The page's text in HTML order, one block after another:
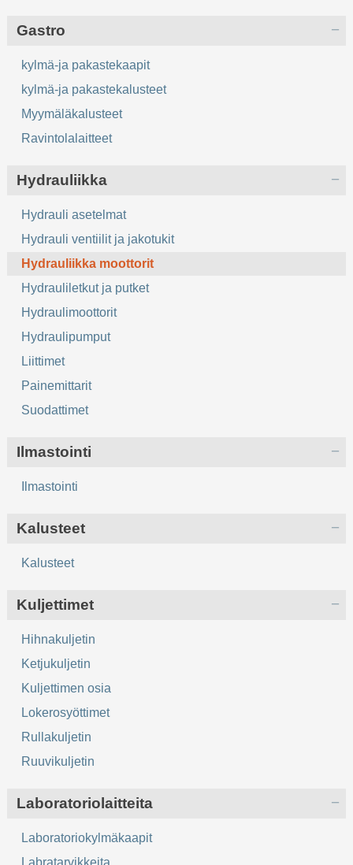
Gastro
kylmä-ja pakastekaapit
kylmä-ja pakastekalusteet
Myymäläkalusteet
Ravintolalaitteet
Hydrauliikka
Hydrauli asetelmat
Hydrauli ventiilit ja jakotukit
Hydrauliikka moottorit
Hydrauliletkut ja putket
Hydraulimoottorit
Hydraulipumput
Liittimet
Painemittarit
Suodattimet
Ilmastointi
Ilmastointi
Kalusteet
Kalusteet
Kuljettimet
Hihnakuljetin
Ketjukuljetin
Kuljettimen osia
Lokerosyöttimet
Rullakuljetin
Ruuvikuljetin
Laboratoriolaitteita
Laboratoriokylmäkaapit
Labratarvikkeita